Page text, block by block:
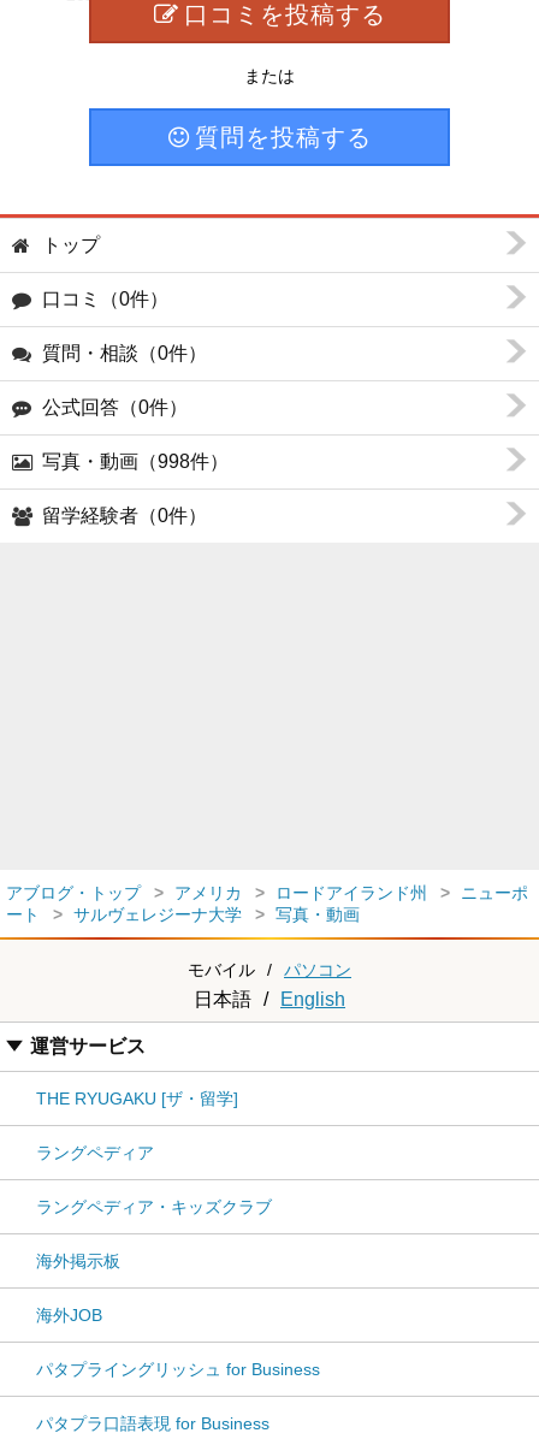
口コミを投稿する
または
質問を投稿する
トップ
口コミ（0件）
質問・相談（0件）
公式回答（0件）
写真・動画（998件）
留学経験者（0件）
アブログ・トップ アメリカ ロードアイランド州
ニューポ
ート
サルヴェレジーナ大学 写真・動画
モバイル / パソコン
日本語 / English
運営サービス
THE RYUGAKU [ザ・留学]
ラングペディア
ラングペディア・キッズクラブ
海外掲示板
海外JOB
パタプライングリッシュ for Business
パタプラ口語表現 for Business